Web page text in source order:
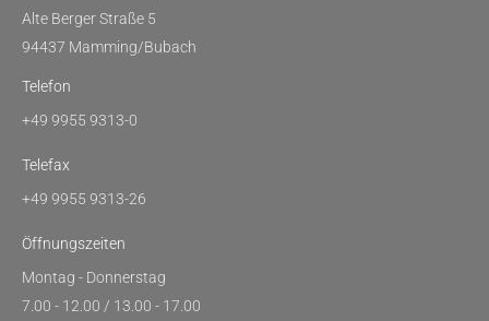
Alte Berger Straße 5
94437 Mamming/Bubach
Telefon
+49 9955 9313-0
Telefax
+49 9955 9313-26
Öffnungszeiten
Montag - Donnerstag
7.00 - 12.00 / 13.00 - 17.00